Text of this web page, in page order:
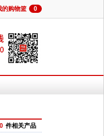
的购物篮 0
0 件相关产品